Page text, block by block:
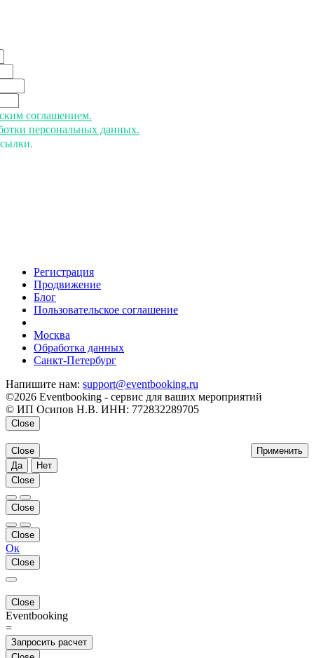
соглашением.
персональных данных.
Регистрация
Продвижение
Блог
Пользовательское соглашение
Москва
Обработка данных
Санкт-Петербург
Напишите нам: support@eventbooking.ru
©2026 Eventbooking - сервис для ваших мероприятий
© ИП Осипов Н.В. ИНН: 772832289705
Close
Применить
Close
Да
Нет
Close
Close
Close
Ок
Close
Close
Eventbooking
=
Запросить расчет